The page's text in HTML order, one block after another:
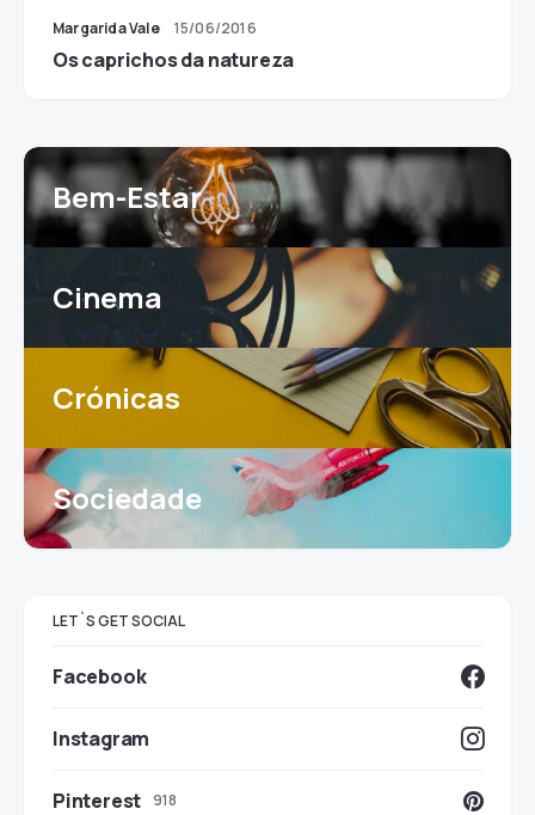
Margarida Vale 15/06/2016
Os caprichos da natureza
Bem-Estar
Cinema
Crónicas
Sociedade
LET`S GET SOCIAL
Facebook
Instagram
Pinterest 918